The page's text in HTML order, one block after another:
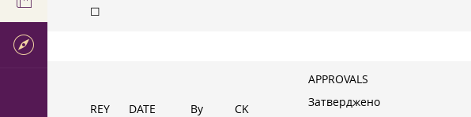
☐
REY
DATE
By
CK
APPROVALS
Затверджено